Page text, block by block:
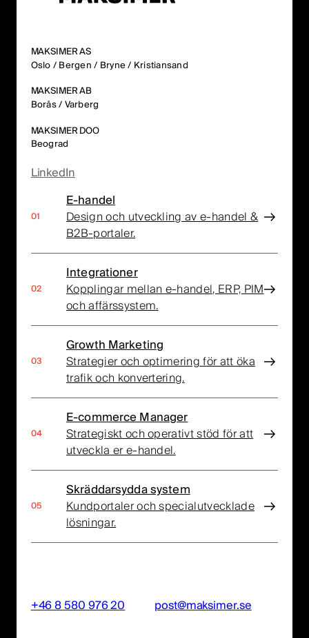
MAKSIMER AS
Oslo / Bergen / Bryne / Kristiansand
MAKSIMER AB
Borås / Varberg
MAKSIMER DOO
Beograd
LinkedIn
E-handel
Design och utveckling av e-handel &
B2B-portaler.
Integrationer
Kopplingar mellan e-handel, ERP, PIM
och affärssystem.
Growth Marketing
Strategier och optimering för att öka
trafik och konvertering.
E-commerce Manager
Strategiskt och operativt stöd för att
utveckla er e-handel.
Skräddarsydda system
Kundportaler och specialutvecklade
lösningar.
+46 8 580 976 20 post@maksimer.se